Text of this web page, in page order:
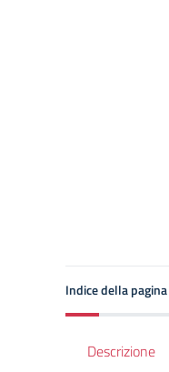
Indice della pagina
Descrizione